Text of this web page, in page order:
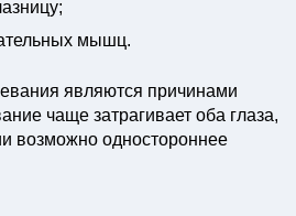
мышц.
являются причинами
чаще затрагивает оба глаза,
возможно одностороннее